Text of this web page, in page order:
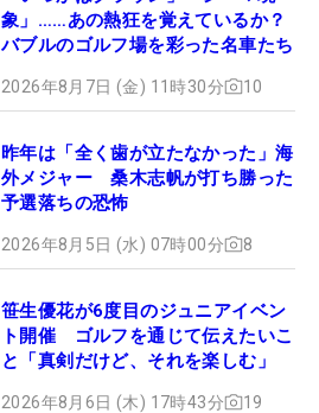
象」……あの熱狂を覚えているか？
バブルのゴルフ場を彩った名車たち
2026年8月7日 (金) 11時30分 10
昨年は「全く歯が立たなかった」海
外メジャー 桑木志帆が打ち勝った
予選落ちの恐怖
2026年8月5日 (水) 07時00分 8
笹生優花が6度目のジュニアイベン
ト開催 ゴルフを通じて伝えたいこ
と「真剣だけど、それを楽しむ」
2026年8月6日 (木) 17時43分 19